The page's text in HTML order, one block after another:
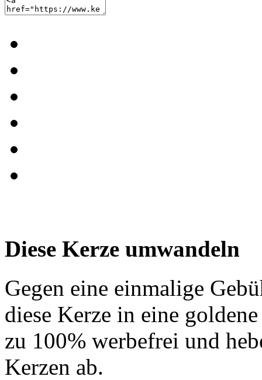
Diese Kerze umwandeln
Gegen eine einmalige
diese Kerze in eine
zu 100% werbefrei und
Kerzen ab.